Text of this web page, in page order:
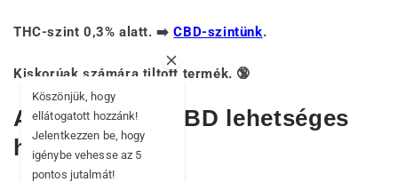
THC-szint 0,3% alatt. ➡️CBD-szintünk.
Kiskorúak számára tiltott termék. 🔞
A Blue Zushi CBD lehetséges
hatásai 🍃
Köszönjük, hogy
ellátogatott hozzánk!
Jelentkezzen be, hogy
igénybe vehesse az 5
pontos jutalmát!